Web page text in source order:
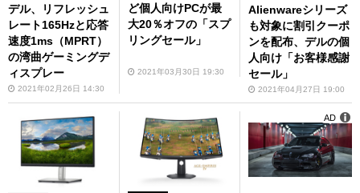
デル、リフレッシュ
レート165Hzと応答
速度1ms（MPRT）
の湾曲ゲーミングデ
ィスプレー
2021年02月26日 14:30
ど個人向けPCが最
大20％オフの「スプ
リングセール」
2021年03月30日 19:30
Alienwareシリーズ
も対象に割引クーポ
ンを配布、デルの個
人向け「お客様感謝
セール」
2021年04月27日 19:00
AD